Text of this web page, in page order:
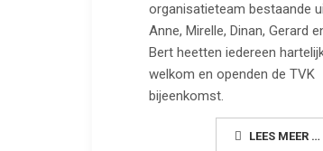
organisatieteam bestaande
Anne, Mirelle, Dinan, Gerard
Bert heetten iedereen
welkom en openden de TVK
bijeenkomst.
LEES MEER …